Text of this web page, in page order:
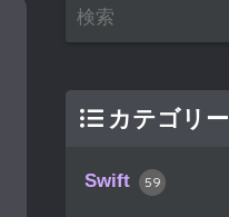
カテゴリー
Swift 59